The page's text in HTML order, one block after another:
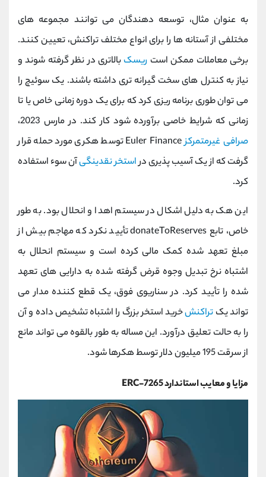
به عنوان مثال، توسعه دهندگان می توانند مجموعه های
مختلفی از آستانه ها را برای انواع مختلف تراکنش، تعیین کنند.
برخی معاملات ممکن است ریسک بالاتری در نظر گرفته شوند و
نیاز به کنترل های سخت گیرانه تری داشته باشند. یک سوئیچ را
می توان طوری برنامه ریزی کرد که برای یک دوره زمانی خاص یا تا
زمانی که شرایط خاصی برآورده شود کار کند. در مارس 2023،
صرافی غیرمتمرکز
Euler Finance توسط هکری مورد حمله قرار
گرفت که از یک آسیب پذیری دراستخر نقدینگیآن سوء استفاده
کرد.
این هک به دلیل اشکال در سیستم اهدا و انحلال بود. به طور
خاص، تابع donateToReserves تأیید نکرد که مهاجم بیش از
مبلغ تعهد شده کمک مالی کرده است و سیستم انحلال به
اشتباه نرخ تبدیل وجوه قرض‌ گرفته شده به دارایی‌ های تعهد
شده را تأیید کرد. در سناریوی فوق، یک قطع کننده مدار می
تواند یک تراکنشخرید استخر بزرگ را اشتباه تشخیص داده و آن
را به حالت تعلیق درآورد. این مساله به طور بالقوه می تواند مانع
از سرقت 195 میلیون دلار توسط هکرها شود.
مزایا و معایب استاندارد ERC-7265